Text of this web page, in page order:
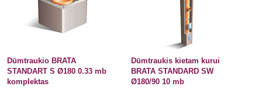
Dūmtraukio BRATA
STANDART S Ø180 0.33 mb
komplektas
Dūmtraukis kietam kurui
BRATA STANDARD SW
Ø180/90 10 mb